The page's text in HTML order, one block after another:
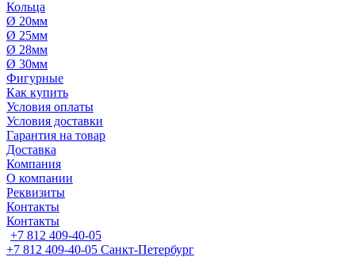
Кольца
Ø 20мм
Ø 25мм
Ø 28мм
Ø 30мм
Фигурные
Как купить
Условия оплаты
Условия доставки
Гарантия на товар
Доставка
Компания
О компании
Реквизиты
Контакты
Контакты
+7 812 409-40-05
+7 812 409-40-05 Санĸт-Петербург